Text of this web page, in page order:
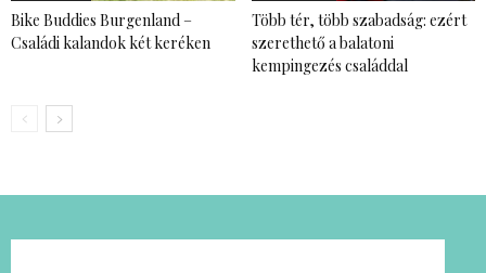
Bike Buddies Burgenland –
Családi kalandok két keréken
Több tér, több szabadság: ezért
szerethető a balatoni
kempingezés családdal